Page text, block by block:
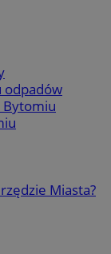
odpadów
Bytomiu
Miasta?